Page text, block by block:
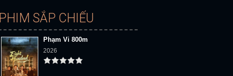
PHIM SẮP CHIẾU
Phạm Vi 800m
2026